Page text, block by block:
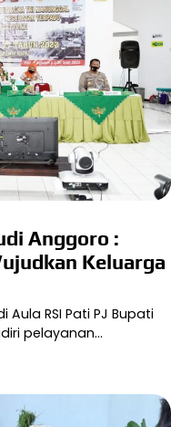
Anggoro :
Keluarga
RSI Pati PJ Bupati
pelayanan…